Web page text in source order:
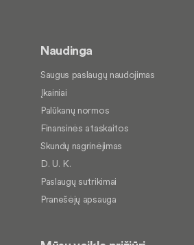
Naudinga
Saugus paslaugų naudojimas
Įkainiai
Palūkanų normos
Finansinės ataskaitos
Skundų nagrinėjimas
D. U. K.
Paslaugų sutrikimai
Pranešėjų apsauga